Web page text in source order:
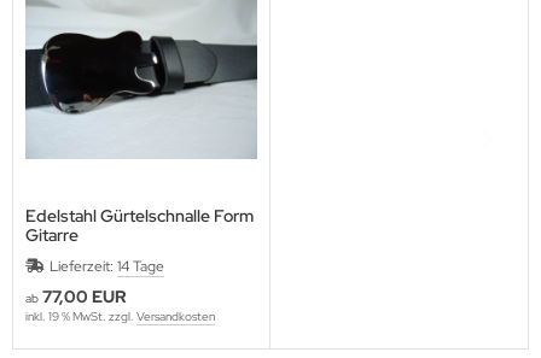
Edelstahl Gürtelschnalle Form
Gitarre
Lieferzeit: 14 Tage
ab 77,00 EUR
inkl. 19 % MwSt. zzgl. Versandkosten